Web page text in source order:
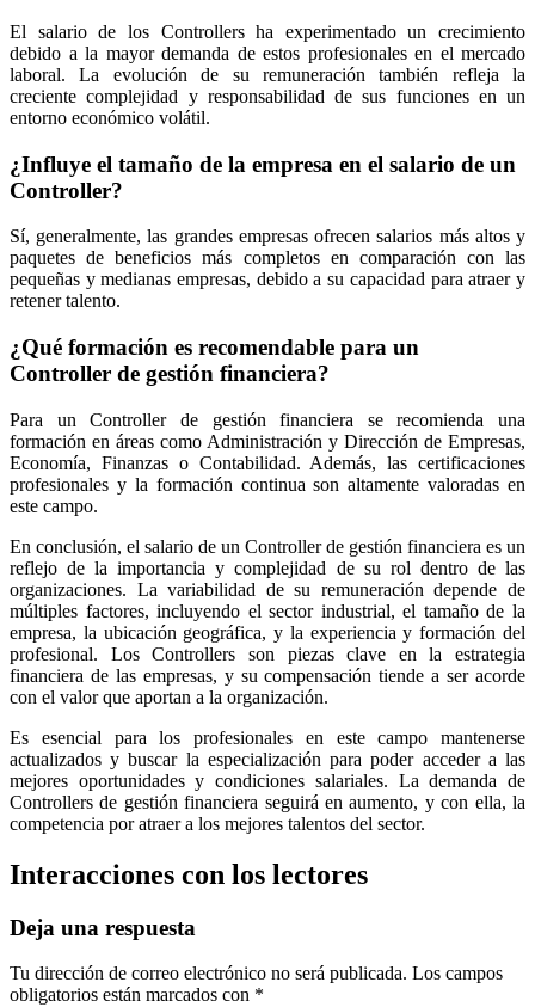
El salario de los Controllers ha experimentado un crecimiento
debido a la mayor demanda de estos profesionales en el mercado
laboral. La evolución de su remuneración también refleja la
creciente complejidad y responsabilidad de sus funciones en un
entorno económico volátil.
¿Influye el tamaño de la empresa en el salario de un
Controller?
Sí, generalmente, las grandes empresas ofrecen salarios más altos y
paquetes de beneficios más completos en comparación con las
pequeñas y medianas empresas, debido a su capacidad para atraer y
retener talento.
¿Qué formación es recomendable para un
Controller de gestión financiera?
Para un Controller de gestión financiera se recomienda una
formación en áreas como Administración y Dirección de Empresas,
Economía, Finanzas o Contabilidad. Además, las certificaciones
profesionales y la formación continua son altamente valoradas en
este campo.
En conclusión, el salario de un Controller de gestión financiera es un
reflejo de la importancia y complejidad de su rol dentro de las
organizaciones. La variabilidad de su remuneración depende de
múltiples factores, incluyendo el sector industrial, el tamaño de la
empresa, la ubicación geográfica, y la experiencia y formación del
profesional. Los Controllers son piezas clave en la estrategia
financiera de las empresas, y su compensación tiende a ser acorde
con el valor que aportan a la organización.
Es esencial para los profesionales en este campo mantenerse
actualizados y buscar la especialización para poder acceder a las
mejores oportunidades y condiciones salariales. La demanda de
Controllers de gestión financiera seguirá en aumento, y con ella, la
competencia por atraer a los mejores talentos del sector.
Interacciones con los lectores
Deja una respuesta
Tu dirección de correo electrónico no será publicada. Los campos
obligatorios están marcados con *